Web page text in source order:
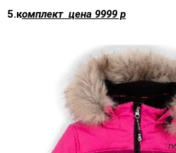
5.комплект цена 9999 р